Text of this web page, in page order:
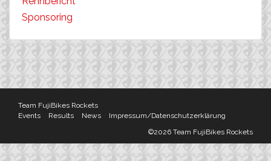
Sponsoring
Team FujiBikes Rockets
Events
Results News
Impressum/Datenschutzerklärung
©2026 Team FujiBikes Rockets